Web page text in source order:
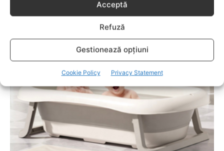
Acceptă
Refuză
Gestionează opțiuni
Cookie Policy Privacy Statement
Fără lacrimi, fără iritații: cum alegi
șamponul perfect pentru copilul tău